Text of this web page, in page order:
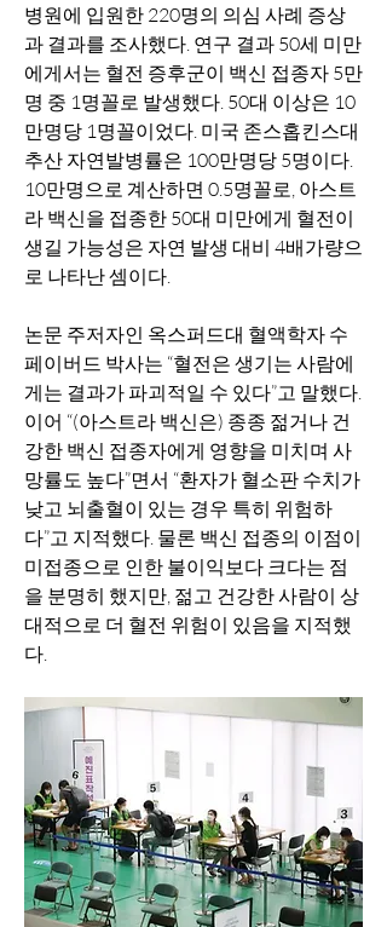
병원에 입원한 220명의 의심 사례 증상
과 결과를 조사했다. 연구 결과 50세 미만
에게서는 혈전 증후군이 백신 접종자 5만
명 중 1명꼴로 발생했다. 50대 이상은 10
만명당 1명꼴이었다. 미국 존스홉킨스대
추산 자연발병률은 100만명당 5명이다.
10만명으로 계산하면 0.5명꼴로, 아스트
라 백신을 접종한 50대 미만에게 혈전이
생길 가능성은 자연 발생 대비 4배가량으
로 나타난 셈이다.
논문 주저자인 옥스퍼드대 혈액학자 수
페이버드 박사는 “혈전은 생기는 사람에
게는 결과가 파괴적일 수 있다”고 말했다.
이어 “(아스트라 백신은) 종종 젊거나 건
강한 백신 접종자에게 영향을 미치며 사
망률도 높다”면서 “환자가 혈소판 수치가
낮고 뇌출혈이 있는 경우 특히 위험하
다”고 지적했다. 물론 백신 접종의 이점이
미접종으로 인한 불이익보다 크다는 점
을 분명히 했지만, 젊고 건강한 사람이 상
대적으로 더 혈전 위험이 있음을 지적했
다.